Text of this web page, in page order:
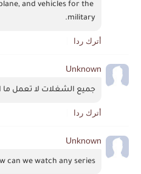
and vehicles for the
military.
أترك ردا
Unknown
جميع الشغلات لا تعمل ما
أترك ردا
Unknown
can we watch any series